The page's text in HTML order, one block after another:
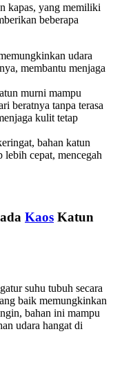
kapas, yang memiliki
beberapa
udara
membantu menjaga
murni mampu
beratnya tanpa terasa
kulit tetap
bahan katun
cepat, mencegah
Kaos Katun
suhu tubuh secara
baik memungkinkan
bahan ini mampu
udara hangat di